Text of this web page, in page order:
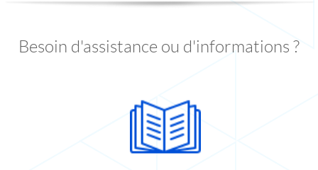
Besoin d'assistance ou d'informations ?